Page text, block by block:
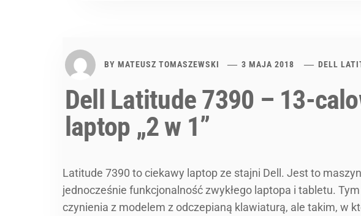
BY MATEUSZ TOMASZEWSKI 3 MAJA 2018 DELL
Dell Latitude 7390 – 13-
laptop „2 w 1”
Latitude 7390 to ciekawy laptop ze stajni Dell. Jest to
jednocześnie funkcjonalność zwykłego laptopa i tabletu.
czynienia z modelem z odczepianą klawiaturą, ale takim, w